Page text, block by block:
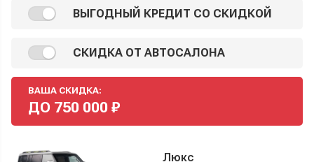
ВЫГОДНЫЙ КРЕДИТ СО СКИДКОЙ
СКИДКА ОТ АВТОСАЛОНА
ВАША СКИДКА:
ДО 750 000 ₽
Люкс